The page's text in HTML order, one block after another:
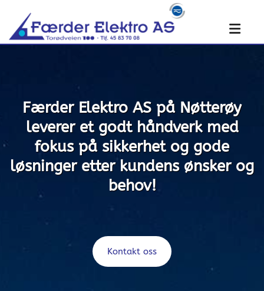
Færder Elektro AS på Nøtterøy
leverer et godt håndverk med
fokus på sikkerhet og gode
løsninger etter kundens ønsker og
behov!
Kontakt oss